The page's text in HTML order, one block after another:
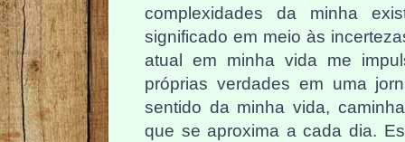
complexidades da minha
significado em meio às
atual em minha vida me
próprias verdades em uma
sentido da minha vida,
que se aproxima a cada dia.